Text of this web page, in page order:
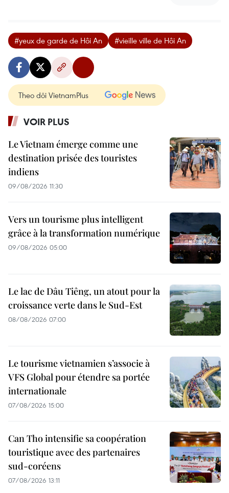
#yeux de garde de Hôi An #vieille ville de Hôi An
Theo dõi VietnamPlus
VOIR PLUS
Le Vietnam émerge comme une
destination prisée des touristes
indiens
09/08/2026 11:30
Vers un tourisme plus intelligent
grâce à la transformation numérique
09/08/2026 05:00
Le lac de Dâu Tiêng, un atout pour la
croissance verte dans le Sud-Est
08/08/2026 07:00
Le tourisme vietnamien s’associe à
VFS Global pour étendre sa portée
internationale
07/08/2026 15:00
Can Tho intensifie sa coopération
touristique avec des partenaires
sud-coréens
07/08/2026 13:11